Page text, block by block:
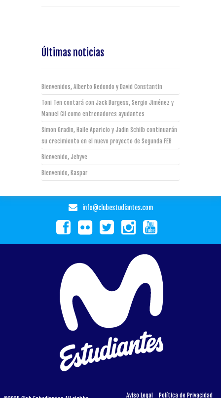
Últimas noticias
Bienvenidos, Alberto Redondo y David Constantin
Toni Ten contará con Jack Burgess, Sergio Jiménez y
Manuel Gil como entrenadores ayudantes
Simon Gradin, Haile Aparicio y Jadin Schilb continuarán
su crecimiento en el nuevo proyecto de Segunda FEB
Bienvenido, Jehyve
Bienvenido, Kaspar
info@clubestudiantes.com
Aviso Legal Política de Privacidad